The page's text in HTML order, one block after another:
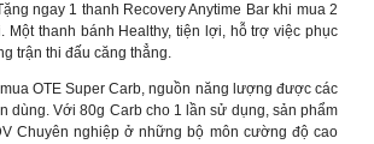
ngay 1 thanh Recovery Anytime Bar khi mua 2
Một thanh bánh Healthy, tiện lợi, hỗ trợ việc phục
trận thi đấu căng thẳng.
OTE Super Carb, nguồn năng lượng được các
dùng. Với 80g Carb cho 1 lần sử dụng, sản phẩm
Chuyên nghiệp ở những bộ môn cường độ cao